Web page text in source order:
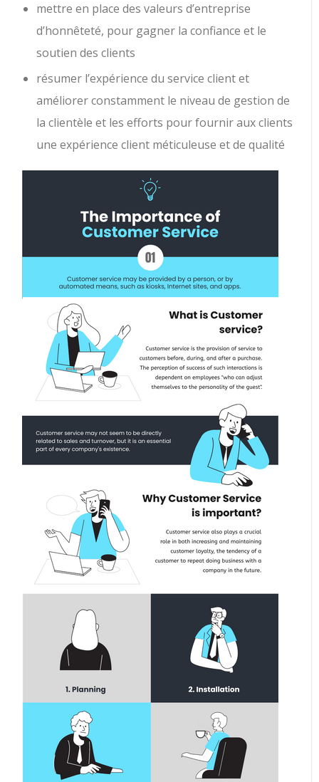
mettre en place des valeurs d’entreprise
d’honnêteté, pour gagner la confiance et le
soutien des clients
résumer l’expérience du service client et
améliorer constamment le niveau de gestion de
la clientèle et les efforts pour fournir aux clients
une expérience client méticuleuse et de qualité